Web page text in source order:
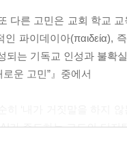
다른 고민은 교회 학교
인 파이데이아(παιδεία),
되는 기독교 인성과 불확
운 고민”』중에서
가 주도하는 고도의 디지